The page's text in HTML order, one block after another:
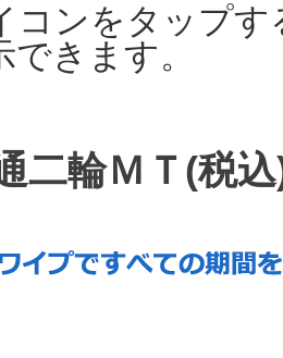
コンをタップ
きます。
二輪ＭＴ(税